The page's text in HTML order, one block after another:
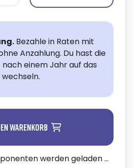
Bezahle in Raten mit
Anzahlung. Du hast die
einem Jahr auf das
Warenkorb
werden geladen ...